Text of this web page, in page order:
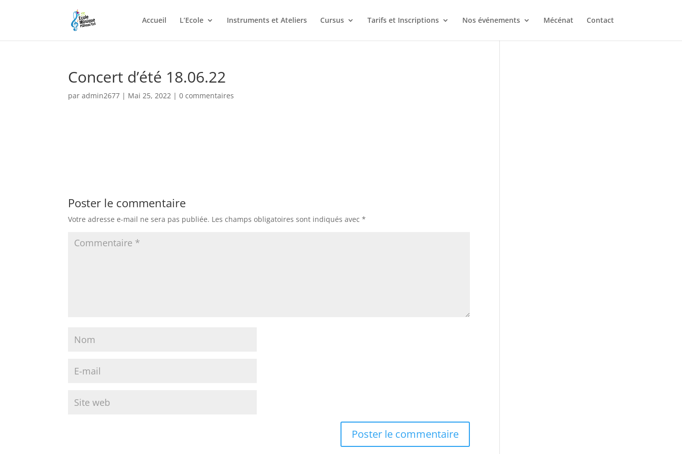
Accueil L’Ecole Instruments et Ateliers Cursus Tarifs et Inscriptions Nos événements Mécénat Contact
Concert d’été 18.06.22
paradmin2677 | Mai 25, 2022 |0 commentaires
Poster le commentaire
Votre adresse e-mail ne sera pas publiée. Les champs obligatoires sont indiqués avec*